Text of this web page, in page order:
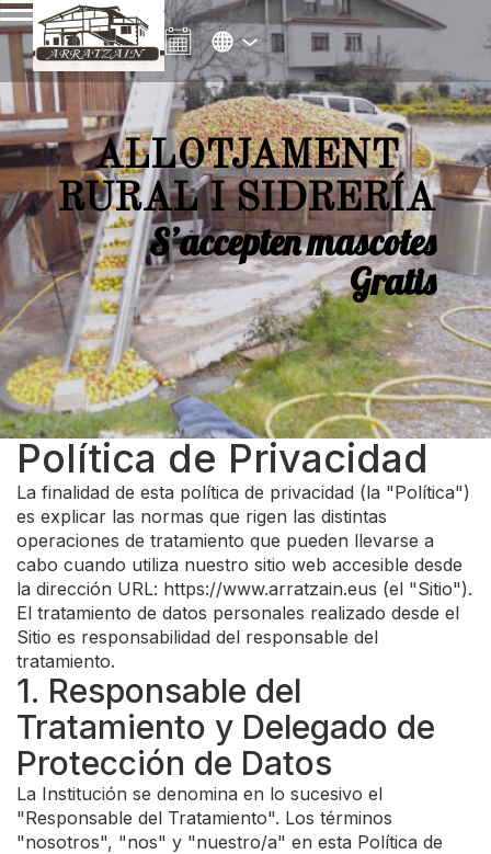
ALLOTJAMENT
RURAL I SIDRERÍA
S’accepten mascotes
Gratis
Política de Privacidad
La finalidad de esta política de privacidad (la "Política")
es explicar las normas que rigen las distintas
operaciones de tratamiento que pueden llevarse a
cabo cuando utiliza nuestro sitio web accesible desde
la dirección URL: https://www.arratzain.eus (el "Sitio").
El tratamiento de datos personales realizado desde el
Sitio es responsabilidad del responsable del
tratamiento.
1. Responsable del
Tratamiento y Delegado de
Protección de Datos
La Institución se denomina en lo sucesivo el
"Responsable del Tratamiento". Los términos
"nosotros", "nos" y "nuestro/a" en esta Política de